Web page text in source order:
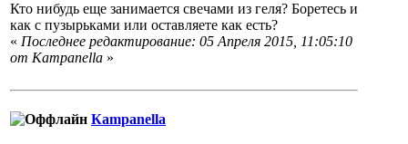
Кто нибудь еще занимается свечами из геля? Боретесь и
как с пузырьками или оставляете как есть?
« Последнее редактирование: 05 Апреля 2015, 11:05:10
от Кampanella »
Кampanella